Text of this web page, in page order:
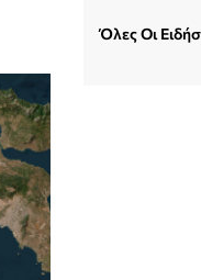
Όλες Οι